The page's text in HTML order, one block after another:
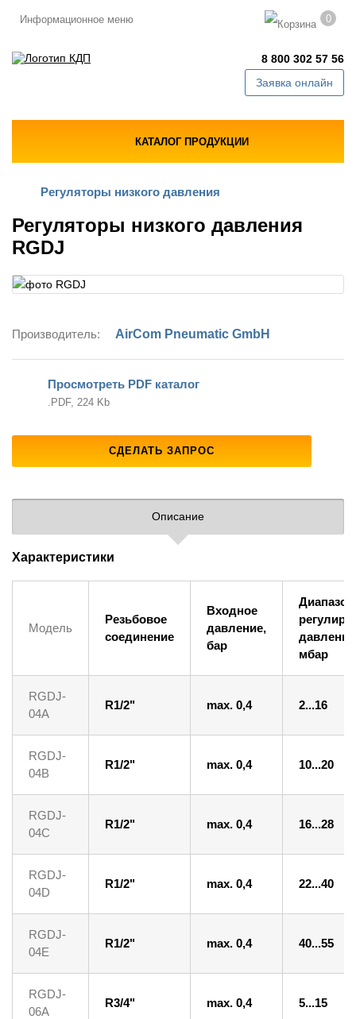
Информационное меню 0
8 800 302 57 56
Заявка онлайн
КАТАЛОГ ПРОДУКЦИИ
Регуляторы низкого давления
Регуляторы низкого давления
RGDJ
Производитель: AirCom Pneumatic GmbH
Просмотреть PDF каталог
.PDF, 224 Kb
СДЕЛАТЬ ЗАПРОС
Описание
Характеристики
Модель
Резьбовое
соединение
Входное
давление,
бар
Диапазон
мбар
RGDJ-
04A
R1/2" max. 0,4 2...16
RGDJ-
04B
R1/2" max. 0,4 10...20
RGDJ-
04C
R1/2" max. 0,4 16...28
RGDJ-
04D
R1/2" max. 0,4 22...40
RGDJ-
04E
R1/2" max. 0,4 40...55
RGDJ-
06A
R3/4" max. 0,4 5...15